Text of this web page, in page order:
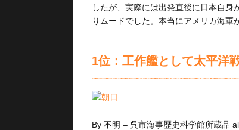
したが、実際には出発直後に日本自
りムードでした。本当にアメリカ海軍
1位：工作艦として太平洋
By 不明 – 呉市海事歴史科学館所蔵品